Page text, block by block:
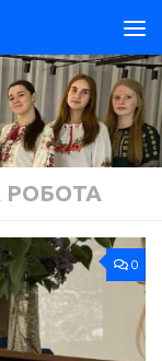
РОБОТА
0